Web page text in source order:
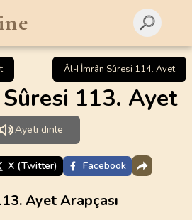
Âl-I İmrân Sûresi 114. Ayet
113. Ayet
Ayeti dinle
X (Twitter) Facebook
Ayet Arapçası